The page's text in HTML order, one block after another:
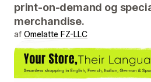
print-on-demand og
merchandise.
af Omelatte FZ-LLC